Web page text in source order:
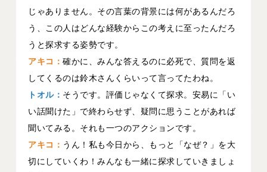
じゃありません。その言葉の背景には何があるんだろ
う、この人はどんな経験からこの考えに至ったんだろ
うと探求する姿勢です。
アキコ：確かに、みんな答えるのに必死で、質問を返
してくるのは鈴木さんくらいって言ってたわね。
トオル： そうです。評価じゃなくて探求。安易に「い
い話聞けた」で終わらせず、疑問に思うことがあれば
聞いてみる。それも一つのアクションです。
アキコ： うん！私も今日から、もっと「なぜ？」を大
切にしていくわ！みんなも一緒に探求していきましょ